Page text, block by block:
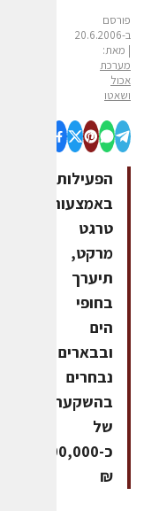
פורסם
ב-20.6.2006
| מאת:
מערכת
אכול
ושאטו
הפעילות,
באמצעות
טרגט
מרקט,
תיערך
בחופי
הים
ובבארים
נבחרים
בהשקעה
של
כ-500,000
₪